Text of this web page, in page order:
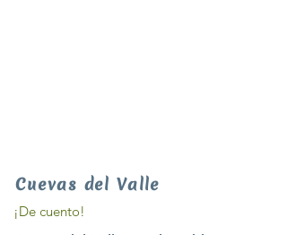
Cuevas del Valle
¡De cuento!